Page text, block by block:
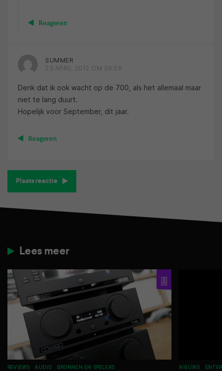
Reageren
SUMMER
23 APRIL 2012 OM 09:59
Denk dat ik ook wacht op de 700, als het allemaal maar
niet te lang duurt.
Hopelijk voor September, dit jaar.
Reageren
Plaats reactie
Lees meer
REVIEWS AUDIO
BRONNEN EN SPELERS
NIEUWS